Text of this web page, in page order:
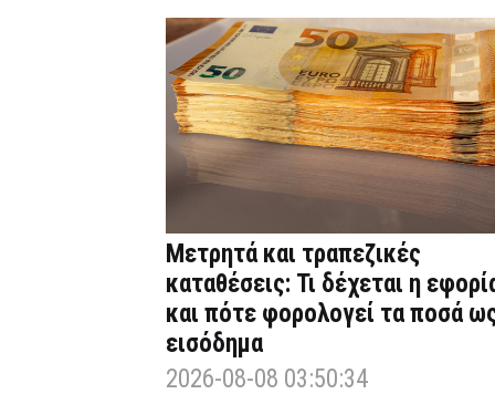
Μετρητά και τραπεζικές
καταθέσεις: Τι δέχεται η
και πότε φορολογεί τα ποσά
εισόδημα
2026-08-08 03:50:34